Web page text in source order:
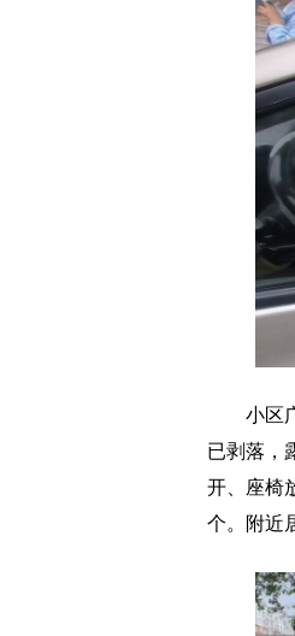
小区广
已剥落，
开、座椅
个。附近